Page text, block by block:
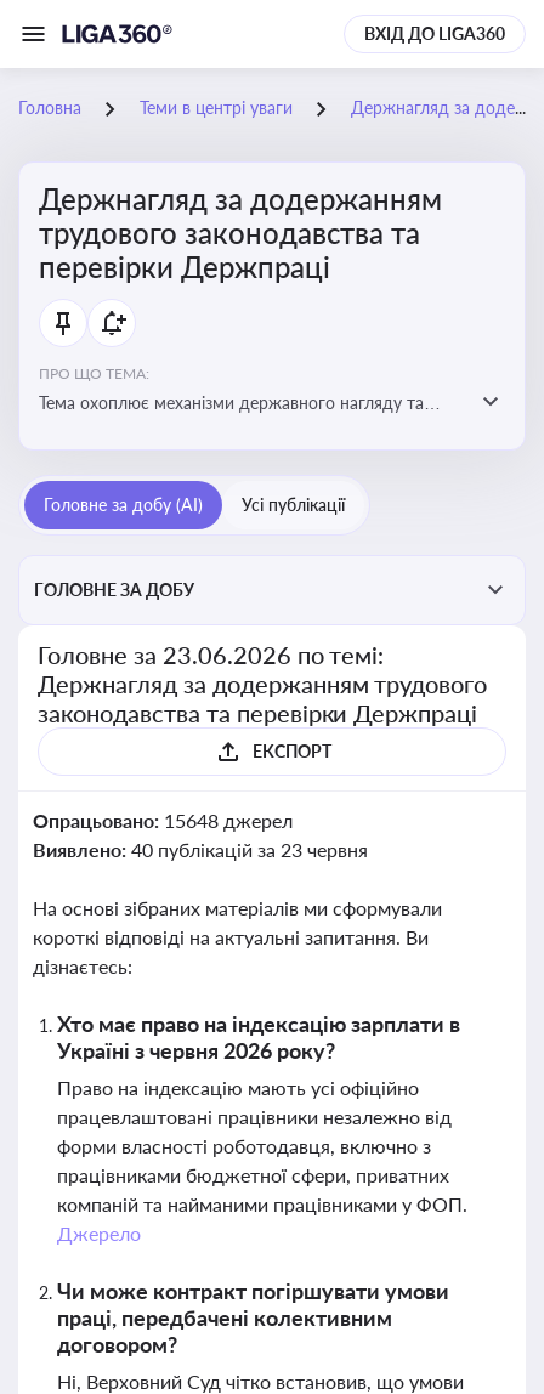
ВХІД ДО LIGA360
Головна Теми в центрі уваги Держнагляд за додержанням трудового законодавства та перевірки Держпраці
Держнагляд за додержанням
трудового законодавства та
перевірки Держпраці
ПРО ЩО ТЕМА:
Тема охоплює механізми державного нагляду та
Головне за добу (AI) Усі публікації
ГОЛОВНЕ ЗА ДОБУ
Головне за 23.06.2026 по темі:
Держнагляд за додержанням трудового
законодавства та перевірки Держпраці
ЕКСПОРТ
Опрацьовано: 15648 джерел
Виявлено: 40 публікацій за 23 червня
На основі зібраних матеріалів ми сформували
короткі відповіді на актуальні запитання. Ви
дізнаєтесь:
Хто має право на індексацію зарплати в
Україні з червня 2026 року?
Право на індексацію мають усі офіційно
працевлаштовані працівники незалежно від
форми власності роботодавця, включно з
працівниками бюджетної сфери, приватних
компаній та найманими працівниками у ФОП.
Джерело
Чи може контракт погіршувати умови
праці, передбачені колективним
договором?
Ні, Верховний Суд чітко встановив, що умови